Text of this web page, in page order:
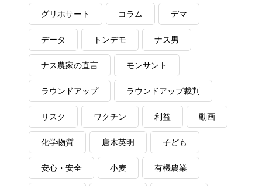
グリホサート コラム デマ
データ トンデモ ナス男
ナス農家の直言 モンサント
ラウンドアップ ラウンドアップ裁判
リスク ワクチン 利益 動画
化学物質 唐木英明 子ども
安心・安全 小麦 有機農業